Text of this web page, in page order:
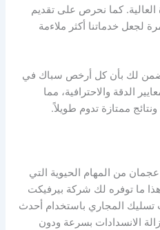
العالية. كما نحرص على تقديم
خدماتنا أكثر ملاءمة
لك بأن كل أرخص سباك في
الدقة والاحترافية، مما
ممتازة تدوم طويلاً.
من المهام الحيوية التي
ما توفره لك شركة بيرفيكت
المجاري باستخدام أحدث
الانسدادات بسرعة ودون